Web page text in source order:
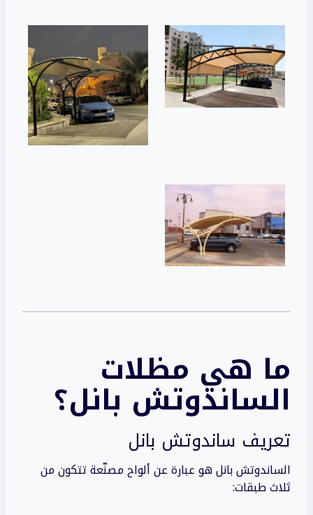
ما هي مظلات
الساندوتش بانل؟
تعريف ساندوتش بانل
الساندوتش بانل هو عبارة عن ألواح مصنّعة تتكون من
ثلاث طبقات: